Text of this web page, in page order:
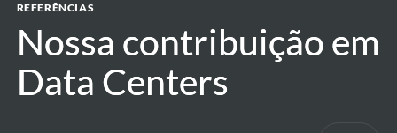
REFERÊNCIAS
Nossa contribuição em
Data Centers
Nossa contribuição em
Data Centers